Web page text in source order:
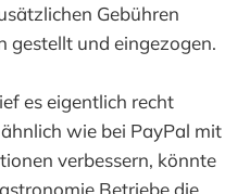
Gebühren
gestellt und eingezogen.
es eigentlich recht
wie bei PayPal mit
verbessern, könnte
Betriebe die